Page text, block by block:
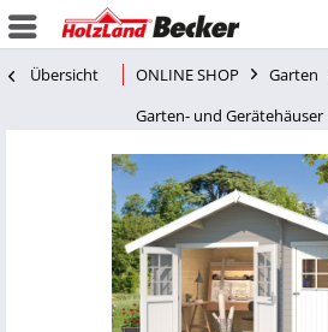
Übersicht ONLINE SHOP
Garten
Garten- und Gerätehäuser